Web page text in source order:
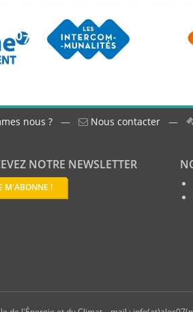
nous ? — Nous contacter —
NOTRE NEWSLETTER
M'ABONNE !